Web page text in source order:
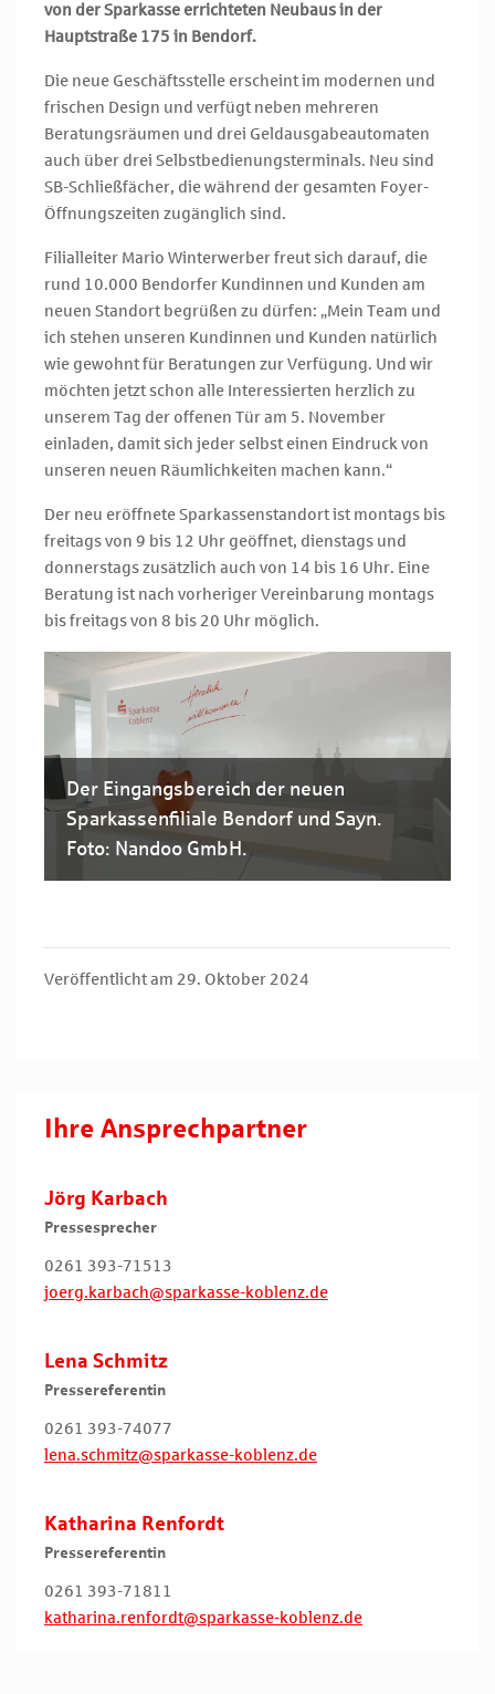
von der Sparkasse errichteten Neubaus in der
Hauptstraße 175 in Bendorf.
Die neue Geschäftsstelle erscheint im modernen und
frischen Design und verfügt neben mehreren
Beratungsräumen und drei Geldausgabeautomaten
auch über drei Selbstbedienungsterminals. Neu sind
SB-Schließfächer, die während der gesamten Foyer-
Öffnungszeiten zugänglich sind.
Filialleiter Mario Winterwerber freut sich darauf, die
rund 10.000 Bendorfer Kundinnen und Kunden am
neuen Standort begrüßen zu dürfen: „Mein Team und
ich stehen unseren Kundinnen und Kunden natürlich
wie gewohnt für Beratungen zur Verfügung. Und wir
möchten jetzt schon alle Interessierten herzlich zu
unserem Tag der offenen Tür am 5. November
einladen, damit sich jeder selbst einen Eindruck von
unseren neuen Räumlichkeiten machen kann.“
Der neu eröffnete Sparkassenstandort ist montags bis
freitags von 9 bis 12 Uhr geöffnet, dienstags und
donnerstags zusätzlich auch von 14 bis 16 Uhr. Eine
Beratung ist nach vorheriger Vereinbarung montags
bis freitags von 8 bis 20 Uhr möglich.
Der Eingangsbereich der neuen
Sparkassenfiliale Bendorf und Sayn.
Foto: Nandoo GmbH.
Veröffentlicht am 29. Oktober 2024
Ihre Ansprechpartner
Jörg Karbach
Pressesprecher
0261 393-71513
joerg.karbach@sparkasse-koblenz.de
Lena Schmitz
Pressereferentin
0261 393-74077
lena.schmitz@sparkasse-koblenz.de
Katharina Renfordt
Pressereferentin
0261 393-71811
katharina.renfordt@sparkasse-koblenz.de